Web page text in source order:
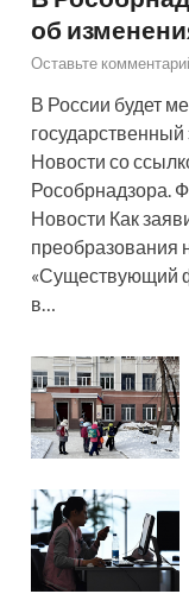
об
Оставьте
В России будет
Новости со
Рособрнадзора.
Новости Как
преобразования
«Существующий
в…